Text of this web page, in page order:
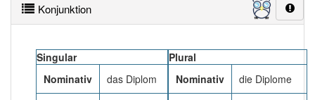
97% unserer Spielapp-Nutzer haben den Artikel
korrekt erraten.
Konjunktion
Singular
Nominativ
das Diplom
Plural
Nominativ
die Diplome